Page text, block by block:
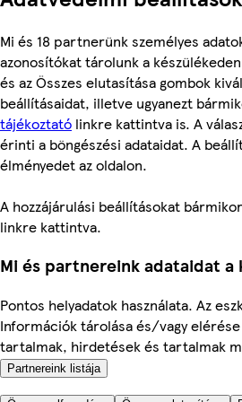
Mi és 18 partnerünk személyes
azonosítókat tárolunk a
és az Összes elutasítása gombok
beállításaidat, illetve ugyanezt
tájékoztató linkre kattintva is. A
érinti a böngészési adataidat. A
élményedet az oldalon.
A hozzájárulási beállításokat
linkre kattintva.
Mi és partnereink adataidat a
Pontos helyadatok használata. Az
Információk tárolása és/vagy
tartalmak, hirdetések és tartalmak
Partnereink listája